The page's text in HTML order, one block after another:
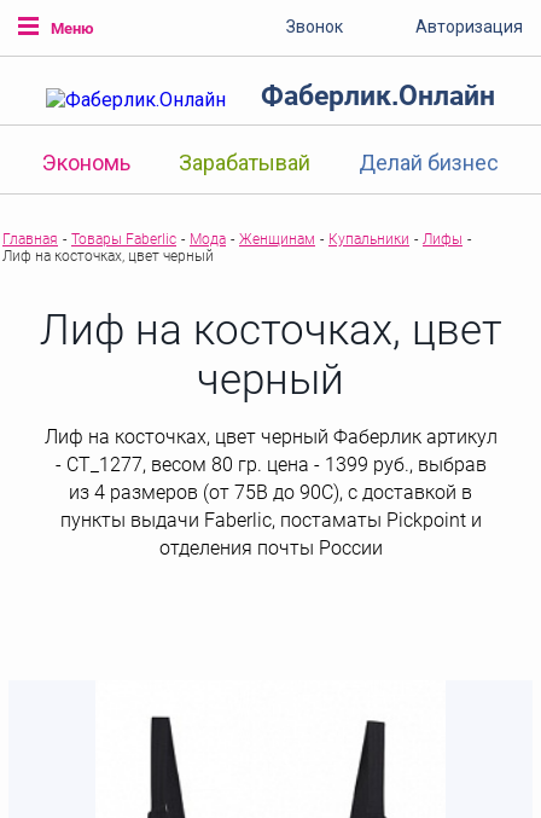
Меню Звонок Авторизация
Фаберлик.Онлайн
Экономь Зарабатывай Делай бизнес
Главная - Товары Faberlic - Мода - Женщинам - Купальники - Лифы -
Лиф на косточках, цвет черный
Лиф на косточках, цвет
черный
Лиф на косточках, цвет черный Фаберлик артикул
- СТ_1277, весом 80 гр. цена - 1399 руб., выбрав
из 4 размеров (от 75B до 90C), с доставкой в
пункты выдачи Faberlic, постаматы Рickpoint и
отделения почты России